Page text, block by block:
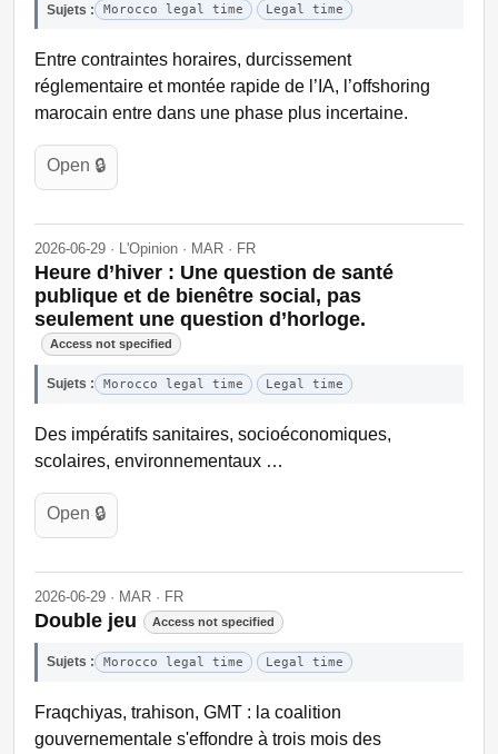
Sujets : Morocco legal time Legal time
Entre contraintes horaires, durcissement
réglementaire et montée rapide de l’IA, l’offshoring
marocain entre dans une phase plus incertaine.
Open 🔒
2026-06-29 · L'Opinion · MAR · FR
Heure d’hiver : Une question de santé
publique et de bienêtre social, pas
seulement une question d’horloge.
Access not specified
Sujets : Morocco legal time Legal time
Des impératifs sanitaires, socioéconomiques,
scolaires, environnementaux …
Open 🔒
2026-06-29 · MAR · FR
Double jeu Access not specified
Sujets : Morocco legal time Legal time
Fraqchiyas, trahison, GMT : la coalition
gouvernementale s'effondre à trois mois des